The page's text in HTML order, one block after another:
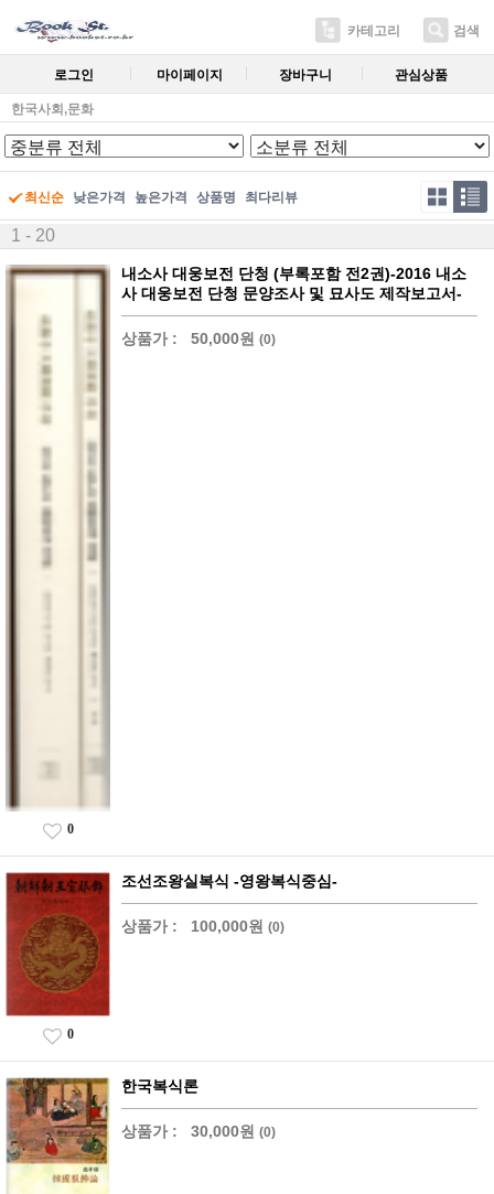
카테고리 검색
로그인 마이페이지 장바구니 관심상품
한국사회,문화
최신순 낮은가격 높은가격 상품명 최다리뷰
1 - 20
내소사 대웅보전 단청 (부록포함 전2권)-2016 내소
사 대웅보전 단청 문양조사 및 묘사도 제작보고서-
상품가 : 50,000원 (0)
0
조선조왕실복식 -영왕복식중심-
상품가 : 100,000원 (0)
0
한국복식론
상품가 : 30,000원 (0)